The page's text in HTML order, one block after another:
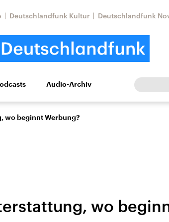
Deutschlandfunk Kultur Deutschlandfunk
Kultur Europa
Nahostkonflikt
Aktuelle Lage und
Iran
Aktuelle Lage und
Audio-Archiv
wo beginnt Werbung?
wo